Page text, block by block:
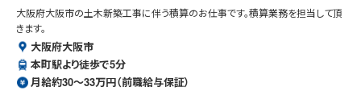
大阪府大阪市の土木新築工事に伴う積算のお仕事です。積算業務を担当して頂
きます。
大阪府大阪市
本町駅より徒歩で5分
月給約30〜33万円（前職給与保証）